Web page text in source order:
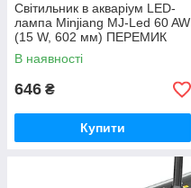
Світильник в акваріум LED-
лампа Minjiang MJ-Led 60 AW
(15 W, 602 мм) ПЕРЕМИК
РЕЖИМІВ (4 кольори)
В наявності
646 ₴
Купити